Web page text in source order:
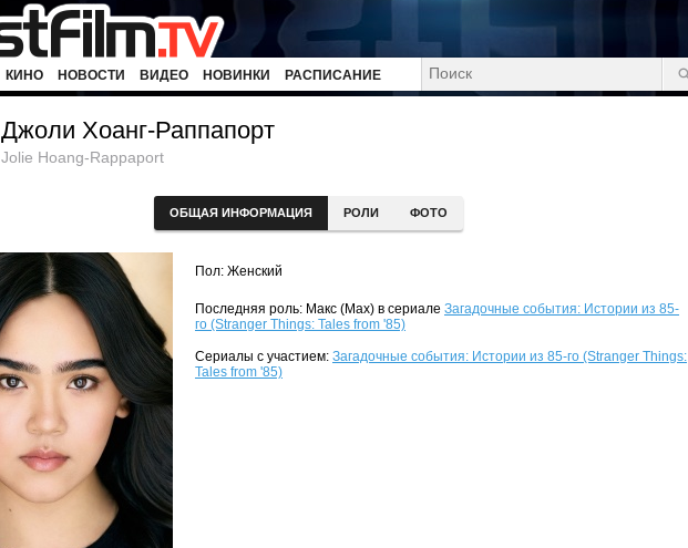
КИНО НОВОСТИ ВИДЕО НОВИНКИ РАСПИСАНИЕ
Джоли Хоанг-Раппапорт
Jolie Hoang-Rappaport
ОБЩАЯ ИНФОРМАЦИЯ РОЛИ ФОТО
Пол: Женский
Последняя роль: Макс (Max) в сериале Загадочные события: Истории из 85-
го (Stranger Things: Tales from '85)
Сериалы с участием: Загадочные события: Истории из 85-го (Stranger Things:
Tales from '85)